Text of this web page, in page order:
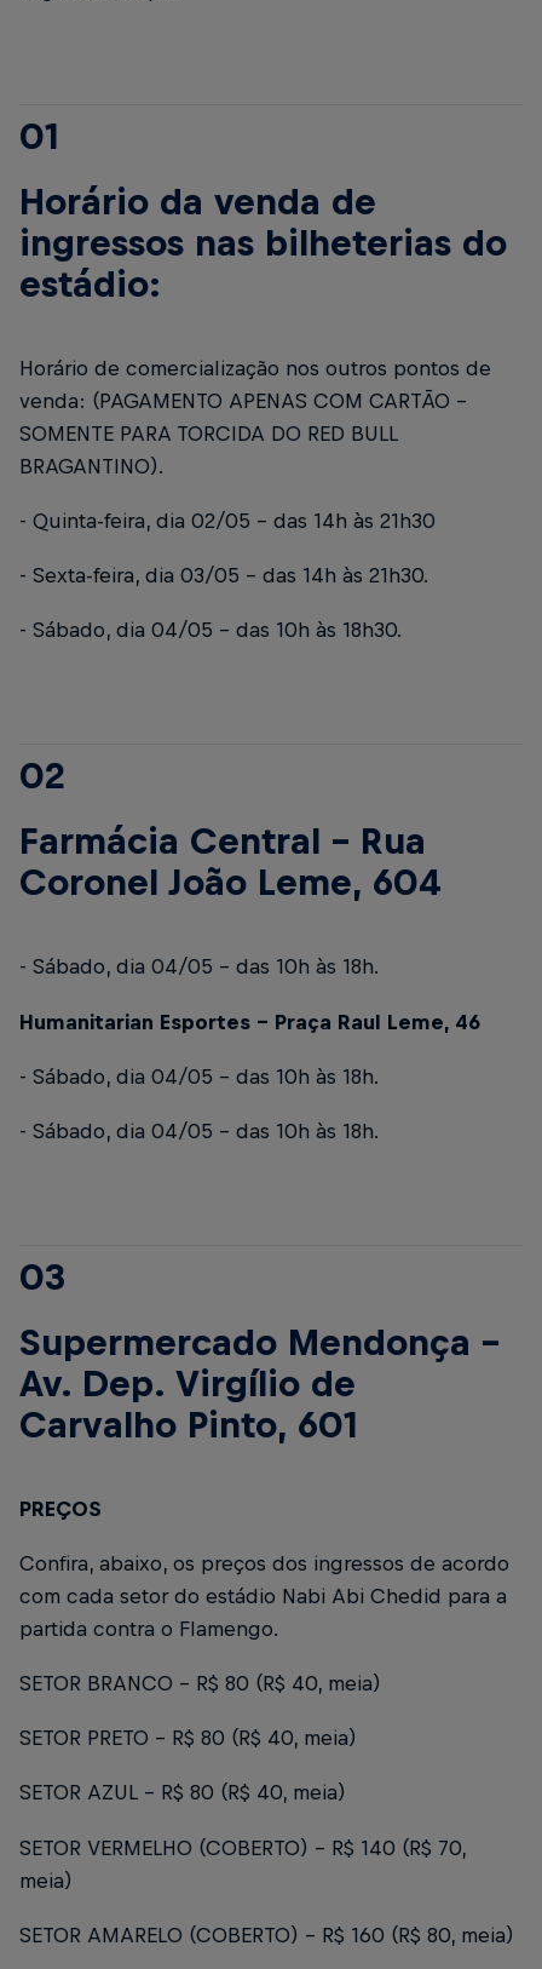
01
Horário da venda de
ingressos nas bilheterias do
estádio:
Horário de comercialização nos outros pontos de
venda: (PAGAMENTO APENAS COM CARTÃO –
SOMENTE PARA TORCIDA DO RED BULL
BRAGANTINO).
- Quinta-feira, dia 02/05 – das 14h às 21h30
- Sexta-feira, dia 03/05 – das 14h às 21h30.
- Sábado, dia 04/05 – das 10h às 18h30.
02
Farmácia Central – Rua
Coronel João Leme, 604
- Sábado, dia 04/05 – das 10h às 18h.
Humanitarian Esportes – Praça Raul Leme, 46
- Sábado, dia 04/05 – das 10h às 18h.
- Sábado, dia 04/05 – das 10h às 18h.
03
Supermercado Mendonça -
Av. Dep. Virgílio de
Carvalho Pinto, 601
PREÇOS
Confira, abaixo, os preços dos ingressos de acordo
com cada setor do estádio Nabi Abi Chedid para a
partida contra o Flamengo.
SETOR BRANCO – R$ 80 (R$ 40, meia)
SETOR PRETO – R$ 80 (R$ 40, meia)
SETOR AZUL – R$ 80 (R$ 40, meia)
SETOR VERMELHO (COBERTO) - R$ 140 (R$ 70,
meia)
SETOR AMARELO (COBERTO) - R$ 160 (R$ 80, meia)